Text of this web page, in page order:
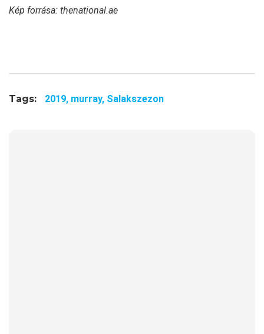
Kép forrása: thenational.ae
Tags: 2019, murray, Salakszezon